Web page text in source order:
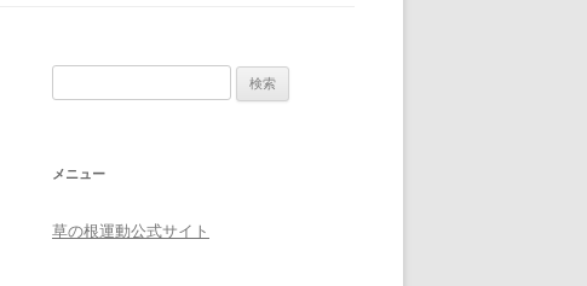
メニュー
草の根運動公式サイト